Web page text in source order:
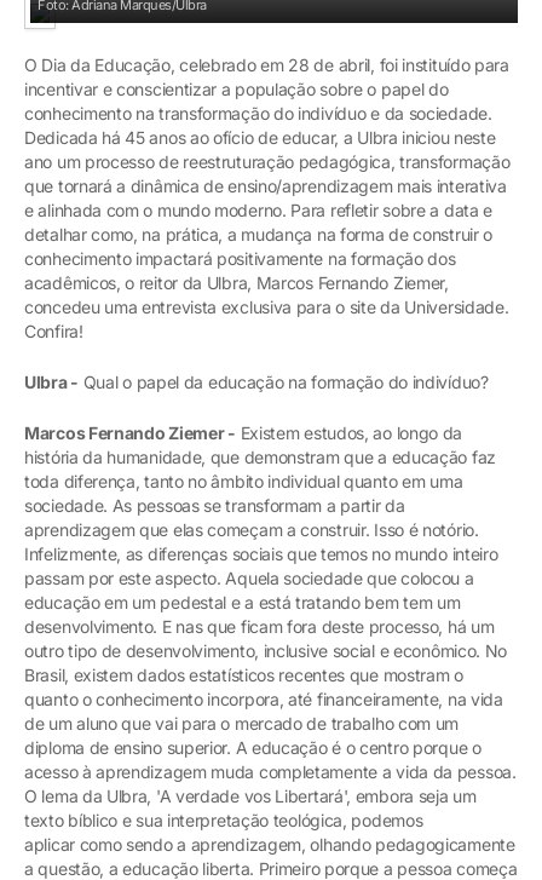
Foto: Adriana Marques/Ulbra
O Dia da Educação, celebrado em 28 de abril, foi instituído para
incentivar e conscientizar a população sobre o papel do
conhecimento na transformação do indivíduo e da sociedade.
Dedicada há 45 anos ao ofício de educar, a Ulbra iniciou neste
ano um processo de reestruturação pedagógica, transformação
que tornará a dinâmica de ensino/aprendizagem mais interativa
e alinhada com o mundo moderno. Para refletir sobre a data e
detalhar como, na prática, a mudança na forma de construir o
conhecimento impactará positivamente na formação dos
acadêmicos, o reitor da Ulbra, Marcos Fernando Ziemer,
concedeu uma entrevista exclusiva para o site da Universidade.
Confira!
Ulbra - Qual o papel da educação na formação do indivíduo?
Marcos Fernando Ziemer - Existem estudos, ao longo da
história da humanidade, que demonstram que a educação faz
toda diferença, tanto no âmbito individual quanto em uma
sociedade. As pessoas se transformam a partir da
aprendizagem que elas começam a construir. Isso é notório.
Infelizmente, as diferenças sociais que temos no mundo inteiro
passam por este aspecto. Aquela sociedade que colocou a
educação em um pedestal e a está tratando bem tem um
desenvolvimento. E nas que ficam fora deste processo, há um
outro tipo de desenvolvimento, inclusive social e econômico. No
Brasil, existem dados estatísticos recentes que mostram o
quanto o conhecimento incorpora, até financeiramente, na vida
de um aluno que vai para o mercado de trabalho com um
diploma de ensino superior. A educação é o centro porque o
acesso à aprendizagem muda completamente a vida da pessoa.
O lema da Ulbra, 'A verdade vos Libertará', embora seja um
texto bíblico e sua interpretação teológica, podemos
aplicar como sendo a aprendizagem, olhando pedagogicamente
a questão, a educação liberta. Primeiro porque a pessoa começa